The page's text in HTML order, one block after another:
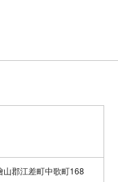
郡江差町中歌町168